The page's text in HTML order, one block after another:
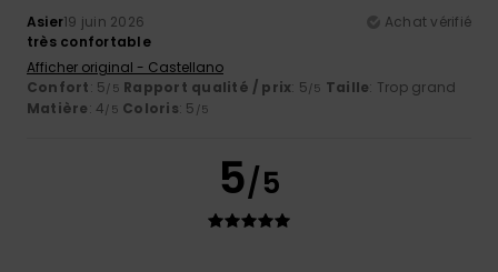
Asier19 juin 2026
Achat vérifié
très confortable
Afficher original - Castellano
Confort: 5/5 Rapport qualité / prix: 5/5 Taille: Trop grand
Matière: 4/5 Coloris: 5 /5
5/5